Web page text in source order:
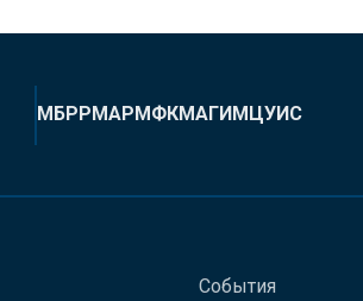
МБРРМАРМФКМАГИМЦУИС
События